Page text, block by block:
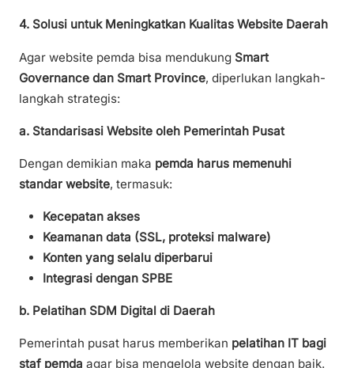
4. Solusi untuk Meningkatkan Kualitas Website Daerah
Agar website pemda bisa mendukung Smart
Governance dan Smart Province, diperlukan langkah-
langkah strategis:
a. Standarisasi Website oleh Pemerintah Pusat
Dengan demikian maka pemda harus memenuhi
standar website, termasuk:
Kecepatan akses
Keamanan data (SSL, proteksi malware)
Konten yang selalu diperbarui
Integrasi dengan SPBE
b. Pelatihan SDM Digital di Daerah
Pemerintah pusat harus memberikan pelatihan IT bagi
staf pemda agar bisa mengelola website dengan baik.